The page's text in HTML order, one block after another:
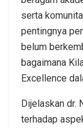
serta
pentingnya
belum
bagaimana
Excellence
Dijelaskan dr.
terhadap